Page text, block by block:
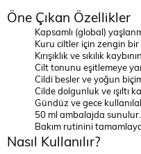
Öne Çıkan Özellikler
Kapsamlı (global)
Kuru ciltler için zengin
Kırışıklık ve sıkılık
Cilt tonunu eşitlemeye
Cildi besler ve yoğun
Cilde dolgunluk ve ışıltı
Gündüz ve gece
50 ml ambalajda sunulur.
Bakım rutinini
Nasıl Kullanılır?